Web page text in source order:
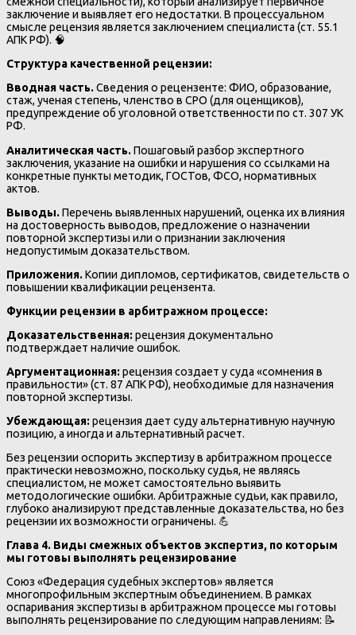
заключение и выявляет его недостатки. В процессуальном
смысле рецензия является заключением специалиста (ст. 55.1
АПК РФ). 🧠
Структура качественной рецензии:
Вводная часть.Сведения о рецензенте: ФИО, образование,
стаж, ученая степень, членство в СРО (для оценщиков),
предупреждение об уголовной ответственности по ст. 307 УК
РФ.
Аналитическая часть.Пошаговый разбор экспертного
заключения, указание на ошибки и нарушения со ссылками на
конкретные пункты методик, ГОСТов, ФСО, нормативных
актов.
Выводы.Перечень выявленных нарушений, оценка их влияния
на достоверность выводов, предложение о назначении
повторной экспертизы или о признании заключения
недопустимым доказательством.
Приложения.Копии дипломов, сертификатов, свидетельств о
повышении квалификации рецензента.
Функции рецензии в арбитражном процессе:
Доказательственная:рецензия документально
подтверждает наличие ошибок.
Аргументационная:рецензия создает у суда «сомнения в
правильности» (ст. 87 АПК РФ), необходимые для назначения
повторной экспертизы.
Убеждающая:рецензия дает суду альтернативную научную
позицию, а иногда и альтернативный расчет.
Без рецензии оспорить экспертизу в арбитражном процессе
практически невозможно, поскольку судья, не являясь
специалистом, не может самостоятельно выявить
методологические ошибки. Арбитражные судьи, как правило,
глубоко анализируют представленные доказательства, но без
рецензии их возможности ограничены. 💪
Глава 4. Виды смежных объектов экспертиз, по которым
мы готовы выполнять рецензирование
Союз «Федерация судебных экспертов» является
многопрофильным экспертным объединением. В рамках
оспаривания экспертизы в арбитражном процессе мы готовы
выполнять рецензирование по следующим направлениям: 📝